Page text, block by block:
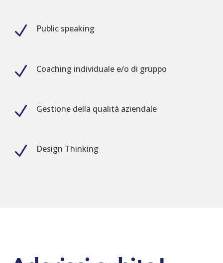
N Public speaking
N Coaching individuale e/o di gruppo
N Gestione della qualità aziendale
N Design Thinking